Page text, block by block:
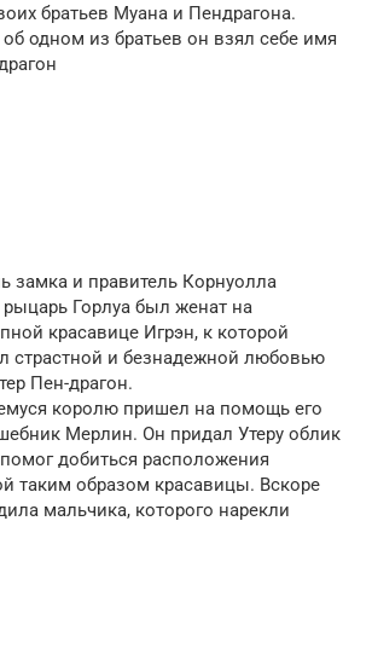
братьев Муана и Пендрагона.
одном из братьев он взял себе имя
замка и правитель Корнуолла
Горлуа был женат на
красавице Игрэн, к которой
страстной и безнадежной любовью
Пен-драгон.
королю пришел на помощь его
Мерлин. Он придал Утеру облик
добиться расположения
таким образом красавицы. Вскоре
мальчика, которого нарекли